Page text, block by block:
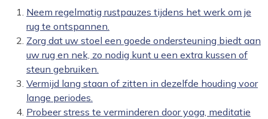
Neem regelmatig rustpauzes tijdens het werk om je
rug te ontspannen.
Zorg dat uw stoel een goede ondersteuning biedt aan
uw rug en nek, zo nodig kunt u een extra kussen of
steun gebruiken.
Vermijd lang staan ​​of zitten in dezelfde houding voor
lange periodes.
Probeer stress te verminderen door yoga, meditatie